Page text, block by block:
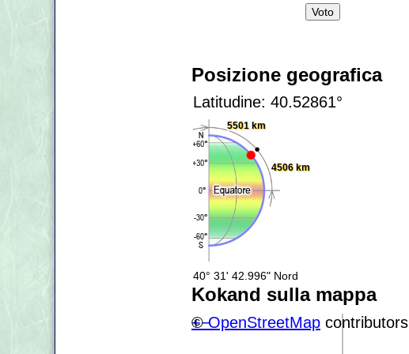
Posizione geografica
Latitudine: 40.52861°
5501 km
4506 km
40° 31' 42.996" Nord
Kokand sulla mappa
+−
©OpenStreetMap contributors